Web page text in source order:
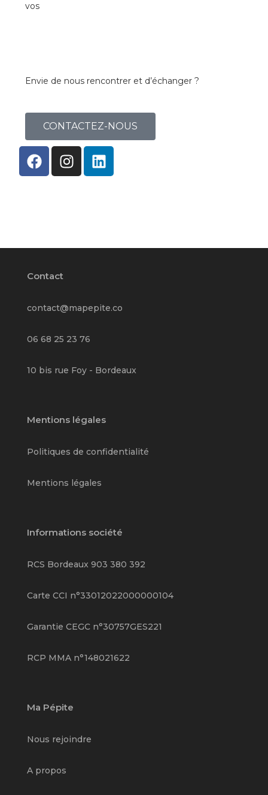
vos
Envie de nous rencontrer et d’échanger ?
CONTACTEZ-NOUS
Contact
contact@mapepite.co
06 68 25 23 76
10 bis rue Foy - Bordeaux
Mentions légales
Politiques de confidentialité
Mentions légales
Informations société
RCS Bordeaux 903 380 392
Carte CCI n°33012022000000104
Garantie CEGC n°30757GES221
RCP MMA n°148021622
Ma Pépite
Nous rejoindre
A propos